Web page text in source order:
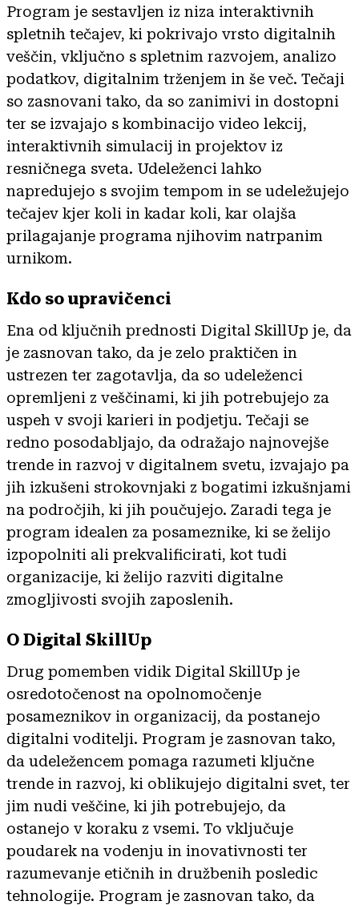
Program je sestavljen iz niza interaktivnih
spletnih tečajev, ki pokrivajo vrsto digitalnih
veščin, vključno s spletnim razvojem, analizo
podatkov, digitalnim trženjem in še več. Tečaji
so zasnovani tako, da so zanimivi in dostopni
ter se izvajajo s kombinacijo video lekcij,
interaktivnih simulacij in projektov iz
resničnega sveta. Udeleženci lahko
napredujejo s svojim tempom in se udeležujejo
tečajev kjer koli in kadar koli, kar olajša
prilagajanje programa njihovim natrpanim
urnikom.
Kdo so upravičenci
Ena od ključnih prednosti Digital SkillUp je, da
je zasnovan tako, da je zelo praktičen in
ustrezen ter zagotavlja, da so udeleženci
opremljeni z veščinami, ki jih potrebujejo za
uspeh v svoji karieri in podjetju. Tečaji se
redno posodabljajo, da odražajo najnovejše
trende in razvoj v digitalnem svetu, izvajajo pa
jih izkušeni strokovnjaki z bogatimi izkušnjami
na področjih, ki jih poučujejo. Zaradi tega je
program idealen za posameznike, ki se želijo
izpopolniti ali prekvalificirati, kot tudi
organizacije, ki želijo razviti digitalne
zmogljivosti svojih zaposlenih.
O Digital SkillUp
Drug pomemben vidik Digital SkillUp je
osredotočenost na opolnomočenje
posameznikov in organizacij, da postanejo
digitalni voditelji. Program je zasnovan tako,
da udeležencem pomaga razumeti ključne
trende in razvoj, ki oblikujejo digitalni svet, ter
jim nudi veščine, ki jih potrebujejo, da
ostanejo v koraku z vsemi. To vključuje
poudarek na vodenju in inovativnosti ter
razumevanje etičnih in družbenih posledic
tehnologije. Program je zasnovan tako, da